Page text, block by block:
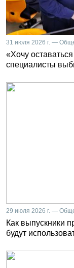
31 июля 2026 г. —
«Хочу
специалисты
29 июля 2026 г. —
Как выпускники
будут